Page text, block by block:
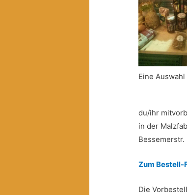
Eine
du/ihr
in der
Zum Bestell-
Die